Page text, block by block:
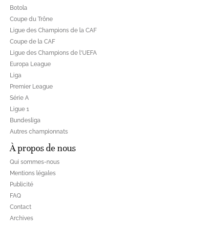
Botola
Coupe du Trône
Ligue des Champions de la CAF
Coupe de la CAF
Ligue des Champions de l'UEFA
Europa League
Liga
Premier League
Série A
Ligue 1
Bundesliga
Autres championnats
À propos de nous
Qui sommes-nous
Mentions légales
Publicité
FAQ
Contact
Archives